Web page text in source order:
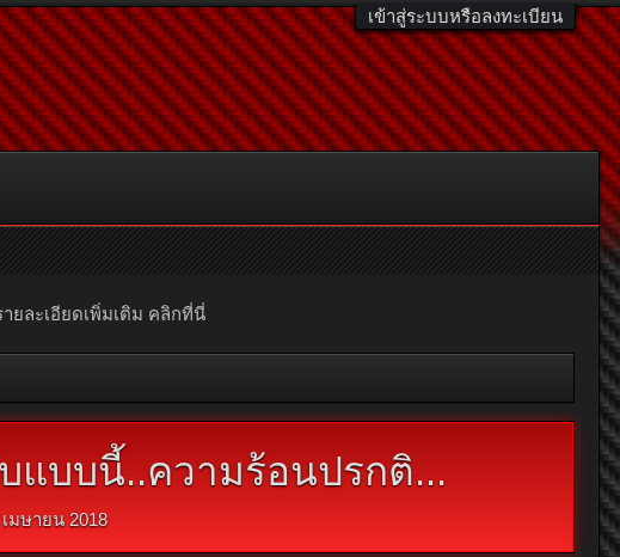
เข้าสู่ระบบหรือลงทะเบียน
ยละเอียดเพิ่มเติม คลิกที่นี่
แบบนี้..ความร้อนปรกติ...
เมษายน 2018